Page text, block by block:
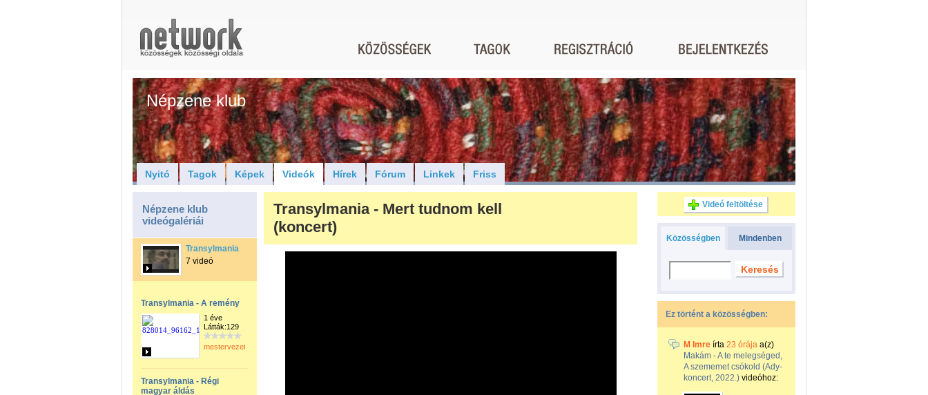
Népzene klub
Nyitó Tagok Képek Videók Hírek Fórum Linkek Friss
Népzene klub
videógalériái
Transylmania
7 videó
Transylmania - A remény
1 éve
Látták:129
mestervezeto
Transylmania - Régi
magyar áldás
Transylmania - Mert tudnom kell
(koncert)
Videó feltöltése
Közösségben Mindenben
Ez történt a közösségben:
M Imre írta 23 órája a(z)
Makám - A te melegséged,
A szememet csókold (Ady-
koncert, 2022.) videóhoz: